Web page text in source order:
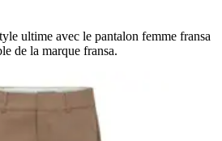
ultime avec le pantalon femme fransa
de la marque fransa.